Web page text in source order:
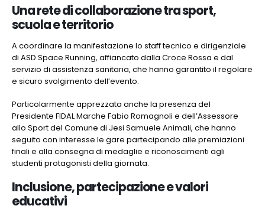
Una rete di collaborazione tra sport,
scuola e territorio
A coordinare la manifestazione lo staff tecnico e dirigenziale
di ASD Space Running, affiancato dalla Croce Rossa e dal
servizio di assistenza sanitaria, che hanno garantito il regolare
e sicuro svolgimento dell’evento.
Particolarmente apprezzata anche la presenza del
Presidente FIDAL Marche Fabio Romagnoli e dell’Assessore
allo Sport del Comune di Jesi Samuele Animali, che hanno
seguito con interesse le gare partecipando alle premiazioni
finali e alla consegna di medaglie e riconoscimenti agli
studenti protagonisti della giornata.
Inclusione, partecipazione e valori
educativi